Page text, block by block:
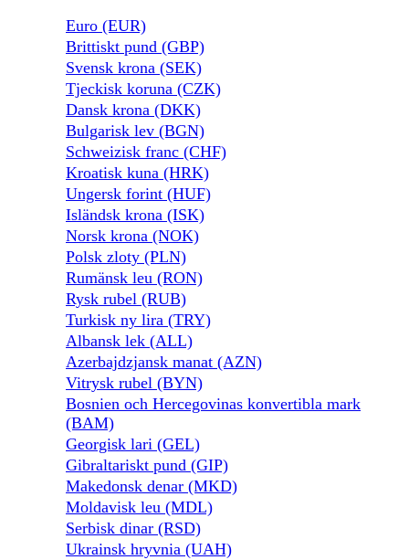
Euro (EUR)
Brittiskt pund (GBP)
Svensk krona (SEK)
Tjeckisk koruna (CZK)
Dansk krona (DKK)
Bulgarisk lev (BGN)
Schweizisk franc (CHF)
Kroatisk kuna (HRK)
Ungersk forint (HUF)
Isländsk krona (ISK)
Norsk krona (NOK)
Polsk zloty (PLN)
Rumänsk leu (RON)
Rysk rubel (RUB)
Turkisk ny lira (TRY)
Albansk lek (ALL)
Azerbajdzjansk manat (AZN)
Vitrysk rubel (BYN)
Bosnien och Hercegovinas konvertibla mark
(BAM)
Georgisk lari (GEL)
Gibraltariskt pund (GIP)
Makedonsk denar (MKD)
Moldavisk leu (MDL)
Serbisk dinar (RSD)
Ukrainsk hryvnia (UAH)